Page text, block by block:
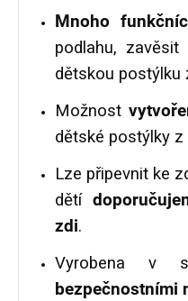
Mnoho
podlahu,
dětskou postýlku
Možnost
dětské postýlky
Lze připevnit ke
dětí
zdi.
Vyrobena v
bezpečnostními